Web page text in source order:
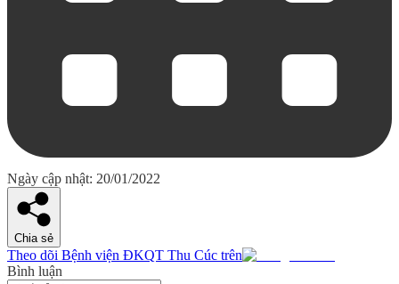
Ngày cập nhật: 20/01/2022
Chia sẻ
Theo dõi Bệnh viện ĐKQT Thu Cúc trên
Bình luận